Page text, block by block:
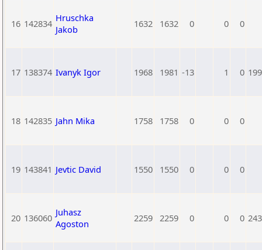
16 142834 Hruschka
Jakob
1632 1632 0 0 0
17 138374 Ivanyk Igor 1968 1981 -13 1 0
18 142835 Jahn Mika 1758 1758 0 0 0
19 143841 Jevtic David 1550 1550 0 0 0
20 136060 Juhasz
Agoston
2259 2259 0 0 0